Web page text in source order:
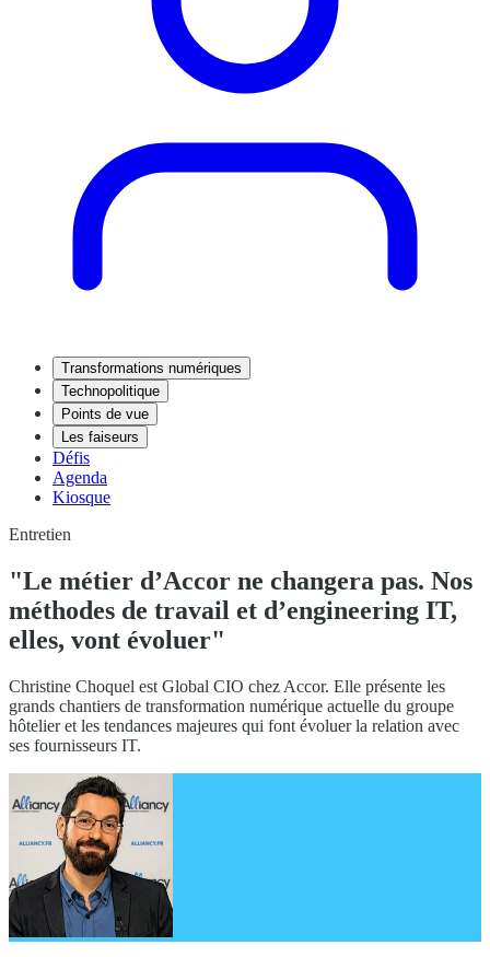
Transformations numériques
Technopolitique
Points de vue
Les faiseurs
Défis
Agenda
Kiosque
Entretien
"Le métier d’Accor ne changera pas. Nos
méthodes de travail et d’engineering IT,
elles, vont évoluer"
Christine Choquel est Global CIO chez Accor. Elle présente les
grands chantiers de transformation numérique actuelle du groupe
hôtelier et les tendances majeures qui font évoluer la relation avec
ses fournisseurs IT.